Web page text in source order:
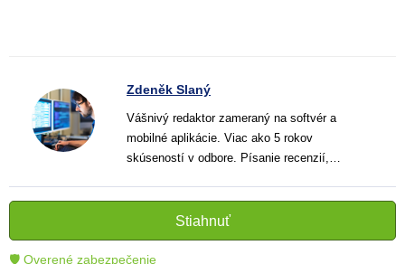
Zdeněk Slaný
Vášnivý redaktor zameraný na softvér a
mobilné aplikácie. Viac ako 5 rokov
skúseností v odbore. Písanie recenzií,
informatívnych textov, ktoré pomáhajú
čitateľom lepšie porozumieť a využiť moderné
technológie.
Stiahnuť
🛡 Overené zabezpečenie